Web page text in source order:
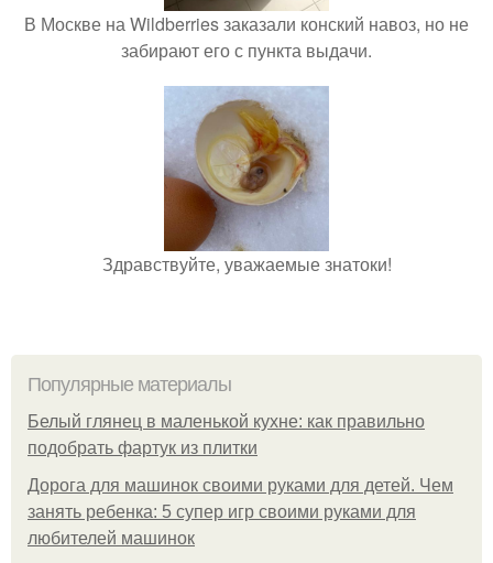
В Москве на Wildberries заказали конский навоз, но не
забирают его с пункта выдачи.
Здравствуйте, уважаемые знатоки!
Популярные материалы
Белый глянец в маленькой кухне: как правильно
подобрать фартук из плитки
Дорога для машинок своими руками для детей. Чем
занять ребенка: 5 супер игр своими руками для
любителей машинок